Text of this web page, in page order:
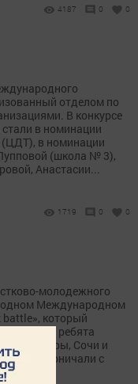
4187 0 0
отделом по
В конкурсе
в номинации
в номинации
(школа № 3),
Анастасии...
1719 0 0
молодежного
Международном
battle», который
наши ребята
Самары, Сочи и
соперничали с